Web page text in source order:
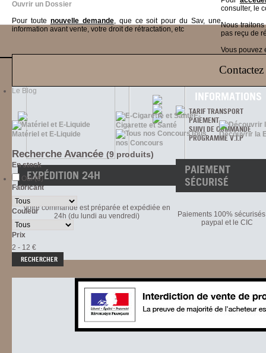
Ouvrir un Dossier
Pour toute nouvelle demande, que ce soit pour du Sav, une
information avant vente, votre droit de rétractation, etc
consulter, le
Nous
pas reçu de
Vous pouvez
Le Blog
Matériel et E-Liquide
E-
Cigarette et Santé
Tous
nos Concours
Découvrir la
Recherche Avancée (9 produits)
En stock
Oui (6)
Fabricant
Couleur
Prix
2 - 12 €
INFORMATIONS
TARIF TRANSPORT
PAIEMENT
SUIVI DE COMMANDE
PROGRAMME V.I.P
EXPÉDITION 24H
Votre commande est préparée et expédiée en
24h (du lundi au vendredi)
PAIEMENT
SÉCURISÉ
Paiements 100%
paypal et le CIC